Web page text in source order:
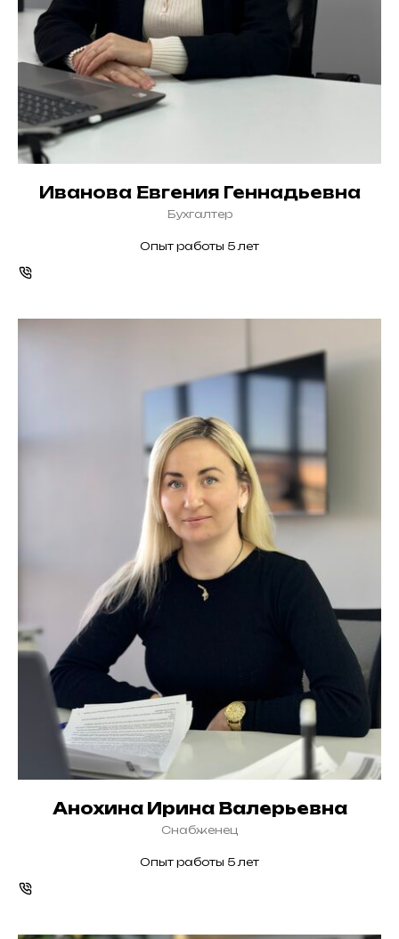
Иванова Евгения Геннадьевна
Бухгалтер
Опыт работы 5 лет
Анохина Ирина Валерьевна
Снабженец
Опыт работы 5 лет